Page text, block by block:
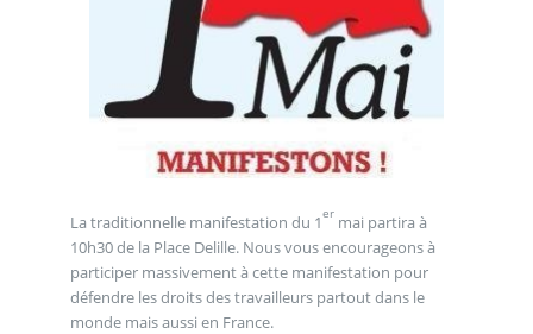
La traditionnelle manifestation du 1er mai partira à
10h30 de la Place Delille. Nous vous encourageons à
participer massivement à cette manifestation pour
défendre les droits des travailleurs partout dans le
monde mais aussi en France.